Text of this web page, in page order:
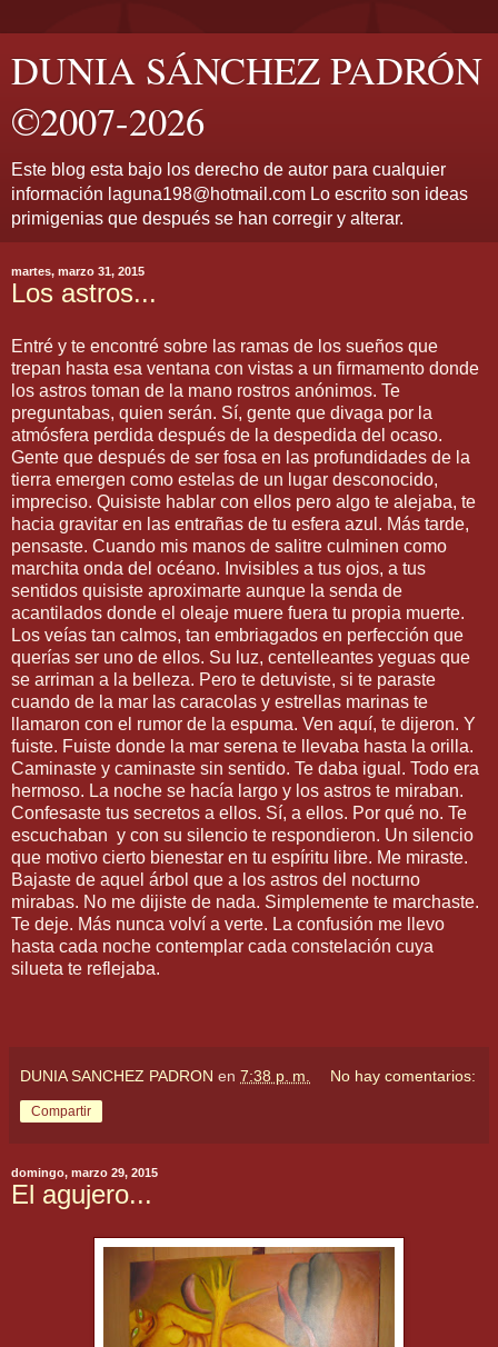
DUNIA SÁNCHEZ PADRÓN
©2007-2026
Este blog esta bajo los derecho de autor para cualquier
información laguna198@hotmail.com Lo escrito son ideas
primigenias que después se han corregir y alterar.
martes, marzo 31, 2015
Los astros...
Entré y te encontré sobre las ramas de los sueños que
trepan hasta esa ventana con vistas a un firmamento donde
los astros toman de la mano rostros anónimos. Te
preguntabas, quien serán. Sí, gente que divaga por la
atmósfera perdida después de la despedida del ocaso.
Gente que después de ser fosa en las profundidades de la
tierra emergen como estelas de un lugar desconocido,
impreciso. Quisiste hablar con ellos pero algo te alejaba, te
hacia gravitar en las entrañas de tu esfera azul. Más tarde,
pensaste. Cuando mis manos de salitre culminen como
marchita onda del océano. Invisibles a tus ojos, a tus
sentidos quisiste aproximarte aunque la senda de
acantilados donde el oleaje muere fuera tu propia muerte.
Los veías tan calmos, tan embriagados en perfección que
querías ser uno de ellos. Su luz, centelleantes yeguas que
se arriman a la belleza. Pero te detuviste, si te paraste
cuando de la mar las caracolas y estrellas marinas te
llamaron con el rumor de la espuma. Ven aquí, te dijeron. Y
fuiste. Fuiste donde la mar serena te llevaba hasta la orilla.
Caminaste y caminaste sin sentido. Te daba igual. Todo era
hermoso. La noche se hacía largo y los astros te miraban.
Confesaste tus secretos a ellos. Sí, a ellos. Por qué no. Te
escuchaban y con su silencio te respondieron. Un silencio
que motivo cierto bienestar en tu espíritu libre. Me miraste.
Bajaste de aquel árbol que a los astros del nocturno
mirabas. No me dijiste de nada. Simplemente te marchaste.
Te deje. Más nunca volví a verte. La confusión me llevo
hasta cada noche contemplar cada constelación cuya
silueta te reflejaba.
DUNIA SANCHEZ PADRON en 7:38 p. m. No hay comentarios:
Compartir
domingo, marzo 29, 2015
El agujero...